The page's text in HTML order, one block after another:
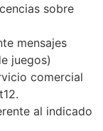
sobre
mensajes
juegos)
comercial
al indicado